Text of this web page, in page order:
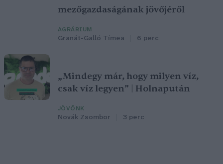
mezőgazdaságának jövőjéről
AGRÁRIUM
Granát-Galló Tímea 6 perc
„Mindegy már, hogy milyen víz,
csak víz legyen” | Holnapután
JÖVŐNK
Novák Zsombor 3 perc